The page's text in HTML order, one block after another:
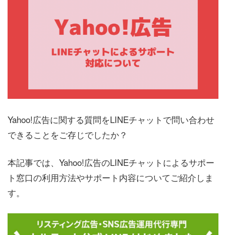
Yahoo!広告に関する質問をLINEチャットで問い合わせ
できることをご存じでしたか？
本記事では、Yahoo!広告のLINEチャットによるサポー
ト窓口の利用方法やサポート内容についてご紹介しま
す。